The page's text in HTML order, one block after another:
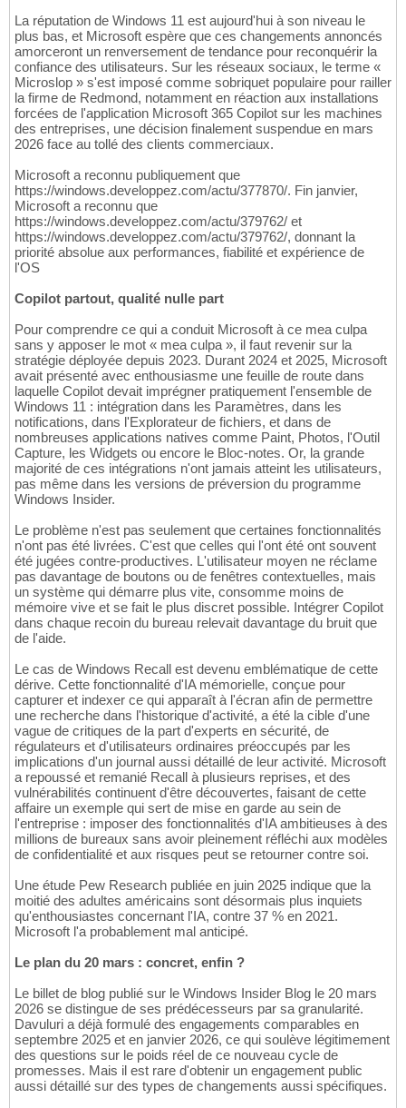
La réputation de Windows 11 est aujourd'hui à son niveau le
plus bas, et Microsoft espère que ces changements annoncés
amorceront un renversement de tendance pour reconquérir la
confiance des utilisateurs. Sur les réseaux sociaux, le terme «
Microslop » s'est imposé comme sobriquet populaire pour railler
la firme de Redmond, notamment en réaction aux installations
forcées de l'application Microsoft 365 Copilot sur les machines
des entreprises, une décision finalement suspendue en mars
2026 face au tollé des clients commerciaux.
Microsoft a reconnu publiquement que
https://windows.developpez.com/actu/377870/. Fin janvier,
Microsoft a reconnu que
https://windows.developpez.com/actu/379762/ et
https://windows.developpez.com/actu/379762/, donnant la
priorité absolue aux performances, fiabilité et expérience de
l'OS
Copilot partout, qualité nulle part
Pour comprendre ce qui a conduit Microsoft à ce mea culpa
sans y apposer le mot « mea culpa », il faut revenir sur la
stratégie déployée depuis 2023. Durant 2024 et 2025, Microsoft
avait présenté avec enthousiasme une feuille de route dans
laquelle Copilot devait imprégner pratiquement l'ensemble de
Windows 11 : intégration dans les Paramètres, dans les
notifications, dans l'Explorateur de fichiers, et dans de
nombreuses applications natives comme Paint, Photos, l'Outil
Capture, les Widgets ou encore le Bloc-notes. Or, la grande
majorité de ces intégrations n'ont jamais atteint les utilisateurs,
pas même dans les versions de préversion du programme
Windows Insider.
Le problème n'est pas seulement que certaines fonctionnalités
n'ont pas été livrées. C'est que celles qui l'ont été ont souvent
été jugées contre-productives. L'utilisateur moyen ne réclame
pas davantage de boutons ou de fenêtres contextuelles, mais
un système qui démarre plus vite, consomme moins de
mémoire vive et se fait le plus discret possible. Intégrer Copilot
dans chaque recoin du bureau relevait davantage du bruit que
de l'aide.
Le cas de Windows Recall est devenu emblématique de cette
dérive. Cette fonctionnalité d'IA mémorielle, conçue pour
capturer et indexer ce qui apparaît à l'écran afin de permettre
une recherche dans l'historique d'activité, a été la cible d'une
vague de critiques de la part d'experts en sécurité, de
régulateurs et d'utilisateurs ordinaires préoccupés par les
implications d'un journal aussi détaillé de leur activité. Microsoft
a repoussé et remanié Recall à plusieurs reprises, et des
vulnérabilités continuent d'être découvertes, faisant de cette
affaire un exemple qui sert de mise en garde au sein de
l'entreprise : imposer des fonctionnalités d'IA ambitieuses à des
millions de bureaux sans avoir pleinement réfléchi aux modèles
de confidentialité et aux risques peut se retourner contre soi.
Une étude Pew Research publiée en juin 2025 indique que la
moitié des adultes américains sont désormais plus inquiets
qu'enthousiastes concernant l'IA, contre 37 % en 2021.
Microsoft l'a probablement mal anticipé.
Le plan du 20 mars : concret, enfin ?
Le billet de blog publié sur le Windows Insider Blog le 20 mars
2026 se distingue de ses prédécesseurs par sa granularité.
Davuluri a déjà formulé des engagements comparables en
septembre 2025 et en janvier 2026, ce qui soulève légitimement
des questions sur le poids réel de ce nouveau cycle de
promesses. Mais il est rare d'obtenir un engagement public
aussi détaillé sur des types de changements aussi spécifiques.